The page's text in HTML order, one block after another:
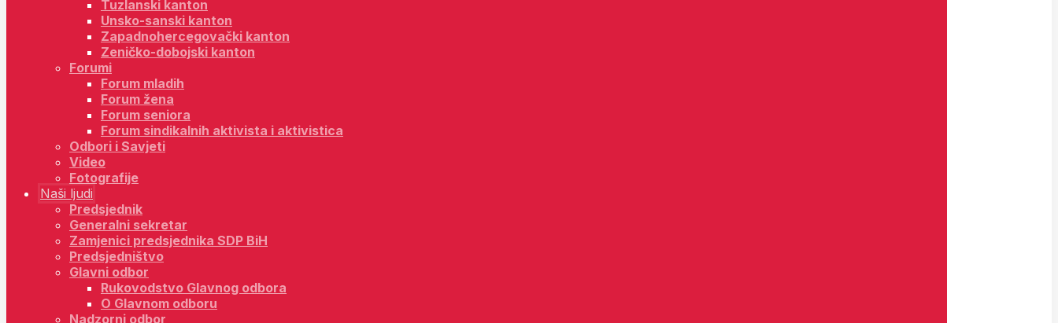
Tuzlanski kanton
Unsko-sanski kanton
Zapadnohercegovački kanton
Zeničko-dobojski kanton
Forumi
Forum mladih
Forum žena
Forum seniora
Forum sindikalnih aktivista i aktivistica
Odbori i Savjeti
Video
Fotografije
Naši ljudi
Predsjednik
Generalni sekretar
Zamjenici predsjednika SDP BiH
Predsjedništvo
Glavni odbor
Rukovodstvo Glavnog odbora
O Glavnom odboru
Nadzorni odbor